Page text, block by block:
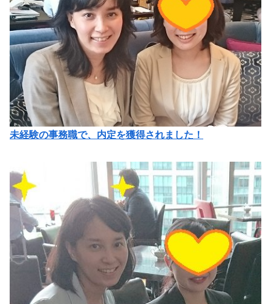
未経験の事務職で、内定を獲得されました！